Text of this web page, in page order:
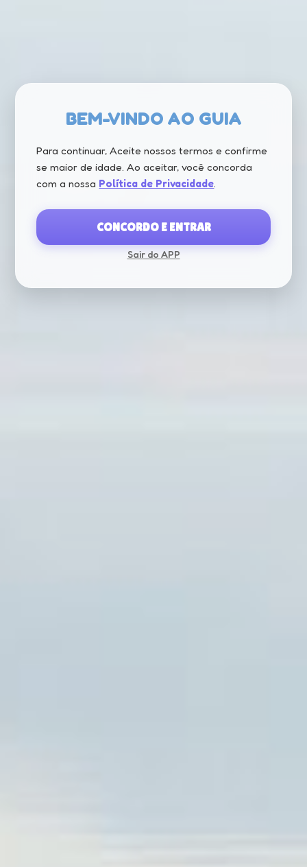
CARREGANDO...
BEM-VINDO AO GUIA
Para continuar, Aceite nossos termos e confirme
se maior de idade. Ao aceitar, você concorda
com a nossa Política de Privacidade.
CONCORDO E ENTRAR
Sair do APP